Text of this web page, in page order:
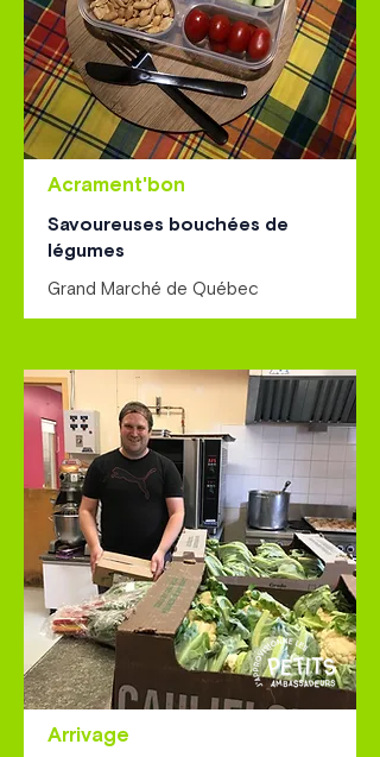
Acrament'bon
Savoureuses bouchées de
légumes
Grand Marché de Québec
Arrivage